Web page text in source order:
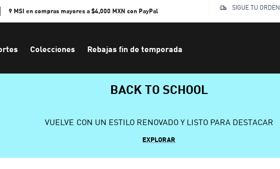
9 MSI en compras mayores a $4,000 MXN con PayPal
SIGUE TU ORDEN
Colecciones Rebajas fin de temporada
BACK TO SCHOOL
VUELVE CON UN ESTILO RENOVADO Y LISTO PARA DESTACAR
EXPLORAR